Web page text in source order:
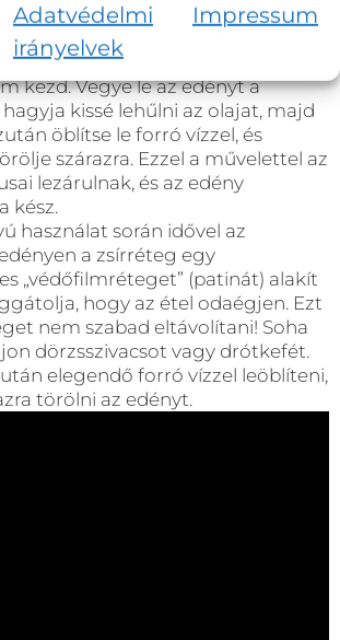
Adatvédelmi
irányelvek
Impressum
serpenyőt
az edény alját kb. 1 cm magasan
melegítse közepes lángon, amíg
kezd. Vegye le az edényt a
kissé lehűlni az olajat, majd
öblítse le forró vízzel, és
szárazra. Ezzel a művelettel az
lezárulnak, és az edény
kész.
használat során idővel az
a zsírréteg egy
„védőfilmréteget” (patinát) alakít
hogy az étel odaégjen. Ezt
nem szabad eltávolítani! Soha
dörzsszivacsot vagy drótkefét.
elegendő forró vízzel leöblíteni,
törölni az edényt.